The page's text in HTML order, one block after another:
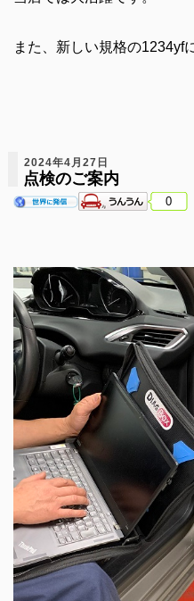
また、新しい規格の1234yf
2024年4月27日
点検のご案内
0